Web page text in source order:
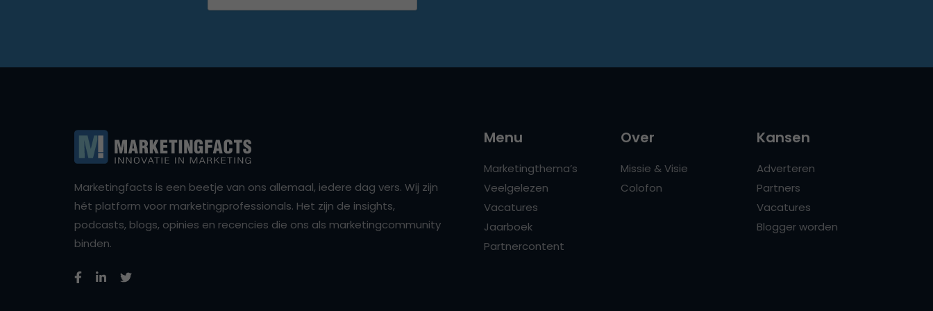
Marketingfacts is een beetje van ons allemaal, iedere dag vers. Wij zijn
hét platform voor marketingprofessionals. Het zijn de insights,
podcasts, blogs, opinies en recencies die ons als marketingcommunity
binden.
Menu
Marketingthema’s
Veelgelezen
Vacatures
Jaarboek
Partnercontent
Over
Missie & Visie
Colofon
Kansen
Adverteren
Partners
Vacatures
Blogger worden